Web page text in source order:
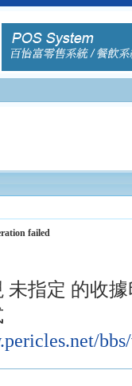
failed
指定 的收據